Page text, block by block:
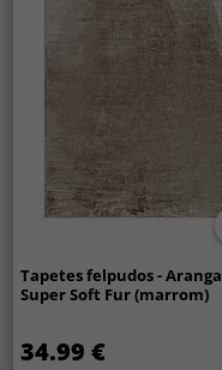
Tapetes felpudos - Aranga
Super Soft Fur (marrom)
34.99 €